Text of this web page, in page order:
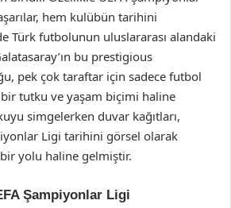
hem kulübün tarihini
Türk futbolunun uluslararası alandaki
bu prestigious
pek çok taraftar için sadece futbol
tutku ve yaşam biçimi haline
simgelerken duvar kağıtları,
Ligi tarihini görsel olarak
yolu haline gelmiştir.
Şampiyonlar Ligi